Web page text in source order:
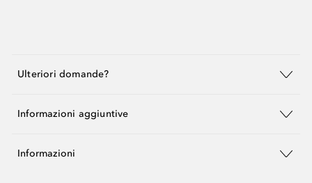
Ulteriori domande?
Informazioni aggiuntive
Informazioni